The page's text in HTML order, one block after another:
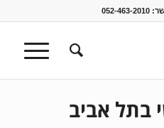
052-463-2010
בתל אביב